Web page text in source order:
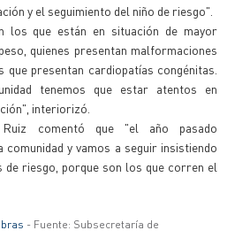
y el seguimiento del niño de riesgo".
los que están en situación de mayor
quienes presentan malformaciones
que presentan cardiopatías congénitas.
tenemos que estar atentos en
interiorizó.
comentó que "el año pasado
y vamos a seguir insistiendo
de riesgo, porque son los que corren el
- Fuente: Subsecretaría de